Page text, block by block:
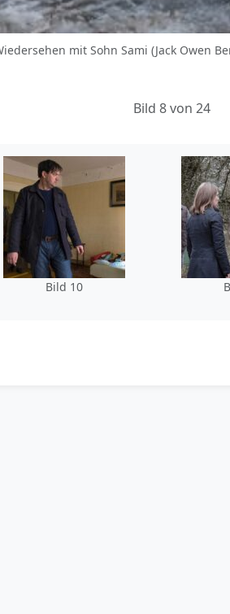
mit Sohn Sami (Jack Owen
Bild 8 von 24
Bild 10